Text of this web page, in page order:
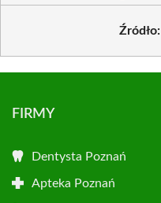
Źródło:
FIRMY
Dentysta Poznań
Apteka Poznań